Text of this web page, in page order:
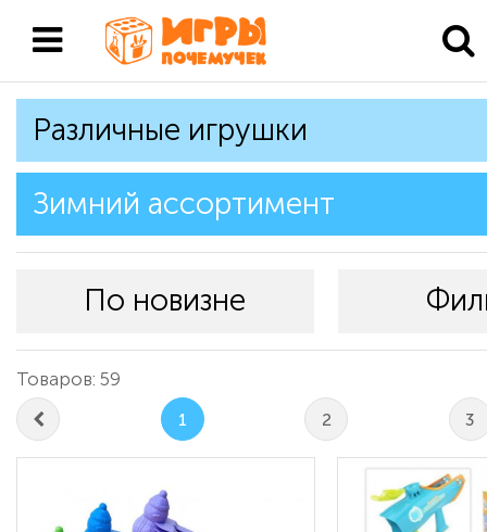
Различные игрушки
Зимний ассортимент
По новизне
Товаров: 59
1 2 3